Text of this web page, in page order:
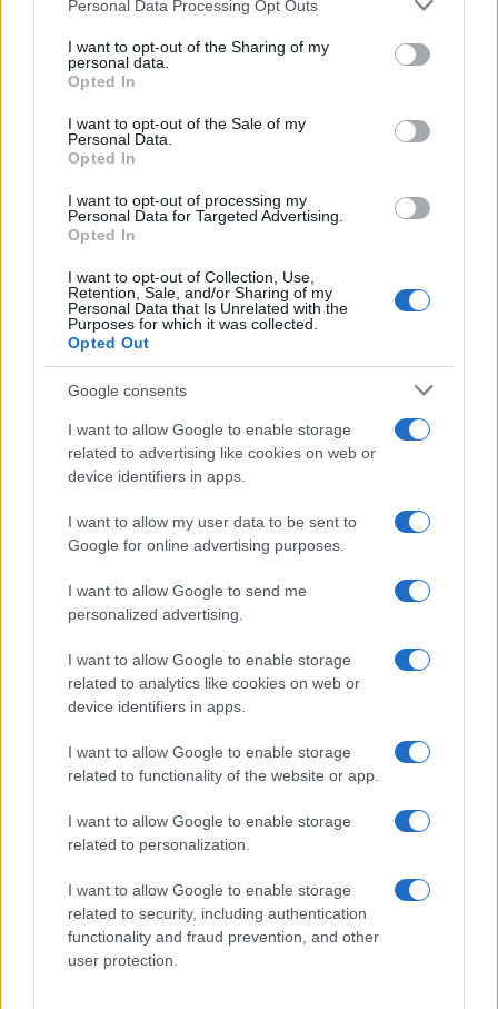
not limited to your visit or usage behaviour. You may click to
grant or deny consent to Google and its third-party tags to
use your data for below specified purposes in below Google
consent section.
Personal Data Processing Opt Outs
I want to opt-out of the Sharing of my
personal data.
Opted In
I want to opt-out of the Sale of my
Personal Data.
Opted In
I want to opt-out of processing my
Personal Data for Targeted Advertising.
Opted In
I want to opt-out of Collection, Use,
Retention, Sale, and/or Sharing of my
Personal Data that Is Unrelated with the
Purposes for which it was collected.
Opted Out
Google consents
I want to allow Google to enable storage
related to advertising like cookies on web or
device identifiers in apps.
I want to allow my user data to be sent to
Google for online advertising purposes.
I want to allow Google to send me
personalized advertising.
I want to allow Google to enable storage
related to analytics like cookies on web or
device identifiers in apps.
I want to allow Google to enable storage
related to functionality of the website or app.
I want to allow Google to enable storage
related to personalization.
I want to allow Google to enable storage
related to security, including authentication
functionality and fraud prevention, and other
user protection.
του προβλήματος. Σήμερα έγινε ένα τεράστιο βήμα προς τα
ατμοσφαιρική ρύπανση και να γίνουν τα ηλεκτρικά οχήματα
πιο προσιτά».
Ωστόσο, όπως επισημαίνει η T&E “τα αυτοκίνητα που
σημαντικά περισσότερο CO2 από τα ηλεκτρικά οχήματα
μπαταρίας κατά τη διάρκεια του κύκλου ζωής τους και
βενζινοκίνητα οχήματα.
Η κ. Poliscanova πρόσθεσε “Οι νέες προτάσεις για τα
συνθετικά καύσιμα για αυτοκίνητα και βαν και ας
επικεντρωθούμε στην ανάπτυξη της φόρτισης, στην εκ νέου
εξειδίκευση των εργαζομένων για την ηλεκτρική μετάβαση
και στην υπεύθυνη προμήθεια υλικών για μπαταρίες».